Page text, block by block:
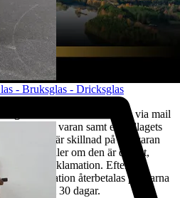
har samtyckt till att tjänsten
det inte finns någon ångerrätt när
att ångerrätt missbrukas, tex
vid bud och därmed påverka
sig vi oss rätten att stänga av
hos oss.
ta kontakt med oss via mail
bilder på varan samt emballagets
att det är skillnad på om varan
eller om den är defekt,
skäl till reklamation. Efter
reklamation återbetalas pengarna
den, inom 30 dagar.
- Bruksglas - Dricksglas